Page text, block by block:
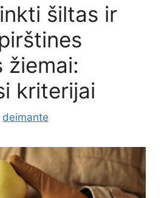
šiltas ir
žiemai:
kriterijai
deimante